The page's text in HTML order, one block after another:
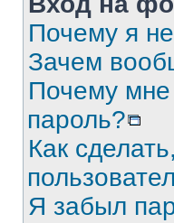
Почему я
Зачем
Почему мне
пароль?
Как
Я забыл